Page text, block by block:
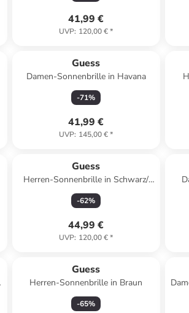
41,99 €
UVP: 120,00 €*
Guess
Damen-Sonnenbrille in Havana
-71%
41,99 €
UVP: 145,00 €*
Guess
Herren-Sonnenbrille in Schwarz/
Grau
-62%
44,99 €
UVP: 120,00 €*
Guess
Herren-Sonnenbrille in Braun
-65%